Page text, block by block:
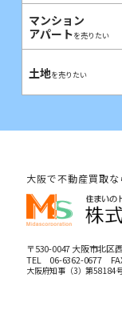
マンション
アパートを売りたい
土地を売りたい
大阪で不動産買取な
〒530-0047 大阪市北区
TEL 06-6362-0677
大阪府知事（3）第58184